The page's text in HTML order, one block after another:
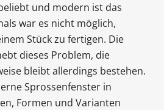
und modern ist das
war es nicht möglich,
Stück zu fertigen. Die
dieses Problem, die
bleibt allerdings bestehen.
Sprossenfenster in
Formen und Varianten